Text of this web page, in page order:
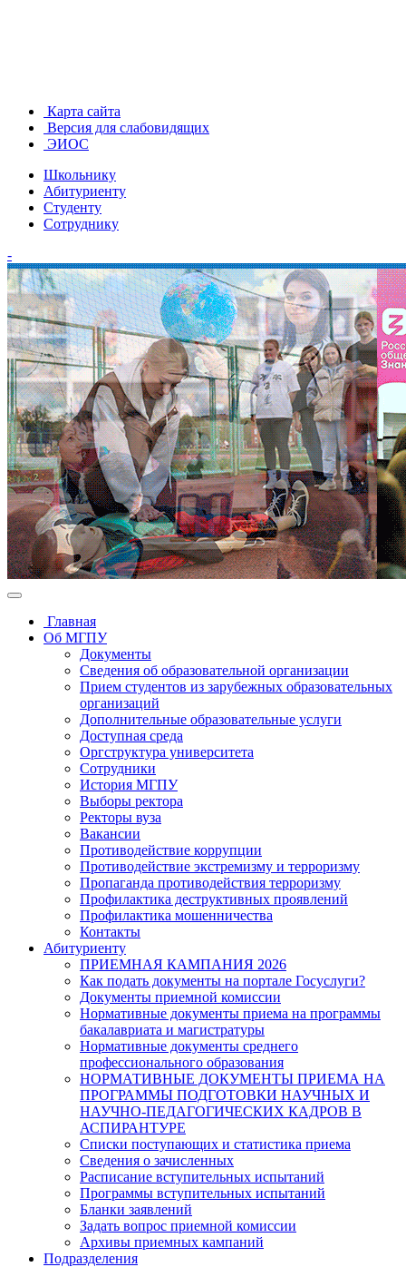
Карта сайта
Версия для слабовидящих
ЭИОС
Школьнику
Абитуриенту
Студенту
Сотруднику
-
Главная
Об МГПУ
Документы
Сведения об образовательной организации
Прием студентов из зарубежных образовательных
организаций
Дополнительные образовательные услуги
Доступная среда
Оргструктура университета
Сотрудники
История МГПУ
Выборы ректора
Ректоры вуза
Вакансии
Противодействие коррупции
Противодействие экстремизму и терроризму
Пропаганда противодействия терроризму
Профилактика деструктивных проявлений
Профилактика мошенничества
Контакты
Абитуриенту
ПРИЕМНАЯ КАМПАНИЯ 2026
Как подать документы на портале Госуслуги?
Документы приемной комиссии
Нормативные документы приема на программы
бакалавриата и магистратуры
Нормативные документы среднего
профессионального образования
НОРМАТИВНЫЕ ДОКУМЕНТЫ ПРИЕМА НА
ПРОГРАММЫ ПОДГОТОВКИ НАУЧНЫХ И
НАУЧНО-ПЕДАГОГИЧЕСКИХ КАДРОВ В
АСПИРАНТУРЕ
Списки поступающих и статистика приема
Сведения о зачисленных
Расписание вступительных испытаний
Программы вступительных испытаний
Бланки заявлений
Задать вопрос приемной комиссии
Архивы приемных кампаний
Подразделения